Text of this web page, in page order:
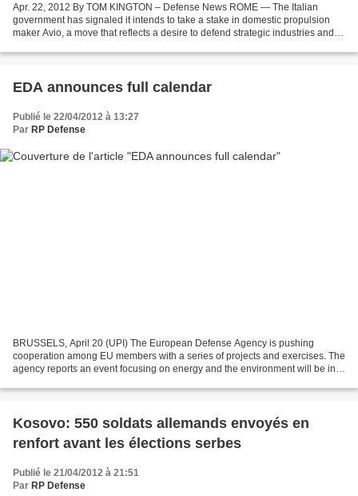
Apr. 22, 2012 By TOM KINGTON – Defense News ROME — The Italian
government has signaled it intends to take a stake in domestic propulsion
maker Avio, a move that reflects a desire to defend strategic industries and
EDA announces full calendar
Publié le 22/04/2012 à 13:27
Par RP Defense
BRUSSELS, April 20 (UPI) The European Defense Agency is pushing
cooperation among EU members with a series of projects and exercises. The
agency reports an event focusing on energy and the environment will be in
Kosovo: 550 soldats allemands envoyés en
renfort avant les élections serbes
Publié le 21/04/2012 à 21:51
Par RP Defense